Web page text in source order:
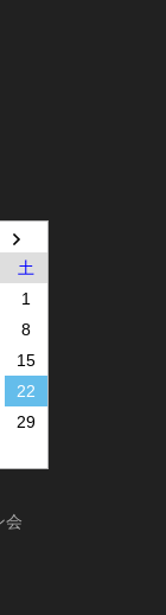
土
1
8
15
22
29
会